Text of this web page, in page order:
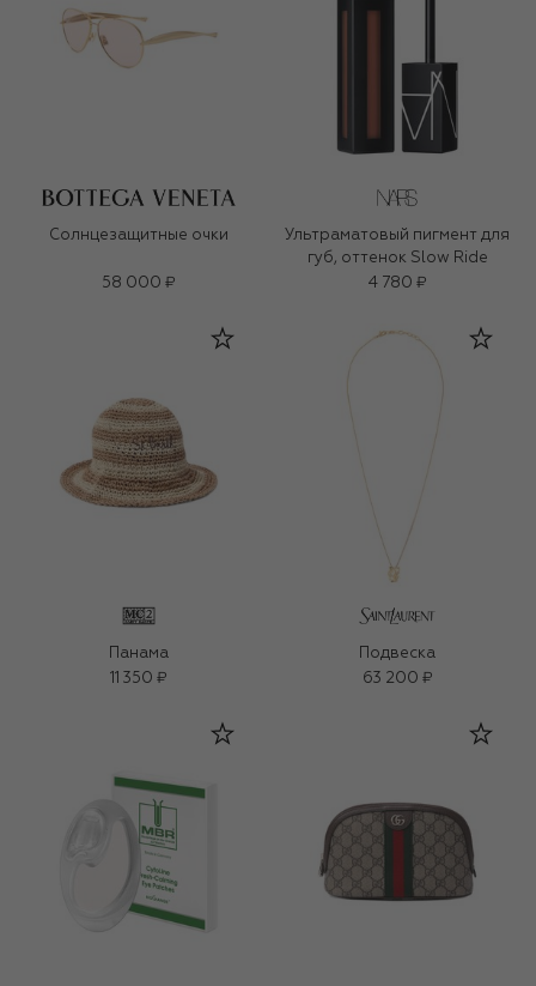
Солнцезащитные очки
58 000 ₽
Ультраматовый пигмент для
губ, оттенок Slow Ride
4 780 ₽
Панама
11 350 ₽
Подвеска
63 200 ₽